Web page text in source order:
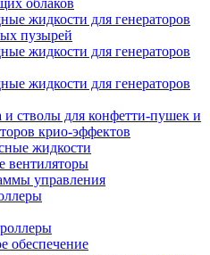
облаков
жидкости для генераторов
пузырей
жидкости для генераторов
жидкости для генераторов
и стволы для конфетти-пушек и
крио-эффектов
жидкости
вентиляторы
управления
обеспечение